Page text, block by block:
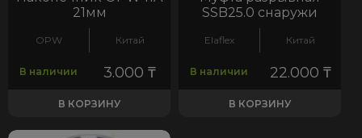
21мм
OPW Китай
В наличии 3.000₸
В КОРЗИНУ
SSB25.0 снаружи
Elaflex Китай
В наличии 22.000₸
В КОРЗИНУ